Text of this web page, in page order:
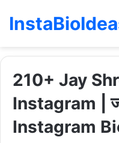
210+ Jay
Instagram |
Instagram